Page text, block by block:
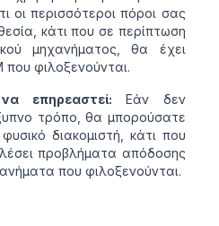
οι περισσότεροι πόροι σας
κάτι που σε περίπτωση
μηχανήματος, θα έχει
φιλοξενούνται.
επηρεαστεί: Εάν δεν
τρόπο, θα μπορούσατε
διακομιστή, κάτι που
προβλήματα απόδοσης
που φιλοξενούνται.